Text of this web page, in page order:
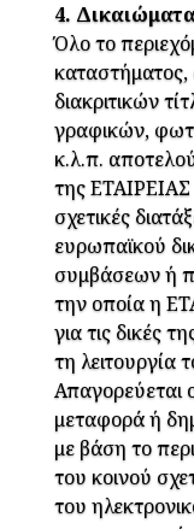
4.
Όλο το
διακριτικών
γραφικών,
κ.λ.π.
της ΕΤΑΙΡΕΙΑΣ
σχετικές
ευρωπαϊκού
συμβάσεων ή
την οποία η
για τις δικές
τη λειτουργία
Απαγορεύεται
μεταφορά ή
με βάση το
του κοινού
του